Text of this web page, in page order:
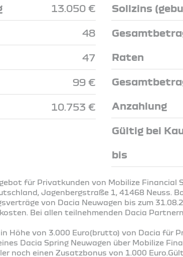
13.050 €
48
47
99 €
10.753 €
Sollzins
Raten
Anzahlung
Gültig bei
bis
für Privatkunden von Mobilize Financial
Jagenbergstraße 1, 41468 Neuss.
von Dacia Neuwagen bis zum
Bei allen teilnehmenden Dacia Partnern.
Höhe von 3.000 Euro(brutto) von Dacia für
Dacia Spring Neuwagen über Mobilize
noch einen Zusatzbonus von 1.000